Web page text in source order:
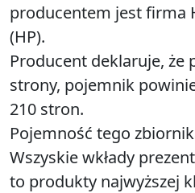
producentem jest firma
(HP).
Producent deklaruje, że
strony, pojemnik
210 stron.
Pojemność tego
Wszyskie wkłady
to produkty najwyższej